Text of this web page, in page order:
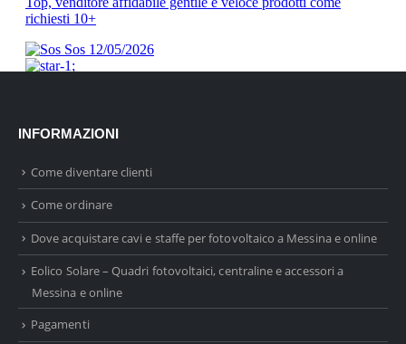
INFORMAZIONI
Come diventare clienti
Come ordinare
Dove acquistare cavi e staffe per fotovoltaico a Messina e online
Eolico Solare – Quadri fotovoltaici, centraline e accessori a
Messina e online
Pagamenti